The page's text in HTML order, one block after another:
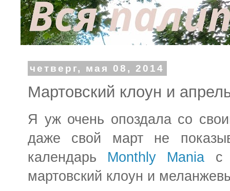
четверг, мая 08, 2014
Мартовский клоун и
Я уж очень опоздала со
даже свой март не
календарь Monthly Mania с
мартовский клоун и